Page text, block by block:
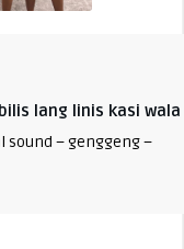
lang linis kasi wala
– genggeng –